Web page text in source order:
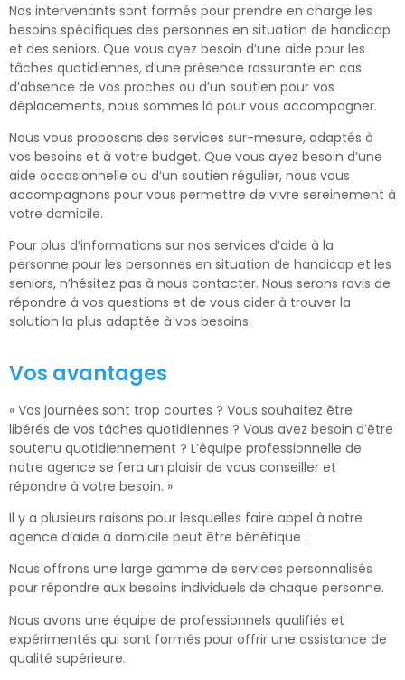
Nos intervenants sont formés pour prendre en charge les
besoins spécifiques des personnes en situation de handicap
et des seniors. Que vous ayez besoin d’une aide pour les
tâches quotidiennes, d’une présence rassurante en cas
d’absence de vos proches ou d’un soutien pour vos
déplacements, nous sommes là pour vous accompagner.
Nous vous proposons des services sur-mesure, adaptés à
vos besoins et à votre budget. Que vous ayez besoin d’une
aide occasionnelle ou d’un soutien régulier, nous vous
accompagnons pour vous permettre de vivre sereinement à
votre domicile.
Pour plus d’informations sur nos services d’aide à la
personne pour les personnes en situation de handicap et les
seniors, n’hésitez pas à nous contacter. Nous serons ravis de
répondre à vos questions et de vous aider à trouver la
solution la plus adaptée à vos besoins.
Vos avantages
« Vos journées sont trop courtes ? Vous souhaitez être
libérés de vos tâches quotidiennes ? Vous avez besoin d’être
soutenu quotidiennement ? L’équipe professionnelle de
notre agence se fera un plaisir de vous conseiller et
répondre à votre besoin. »
Il y a plusieurs raisons pour lesquelles faire appel à notre
agence d’aide à domicile peut être bénéfique :
Nous offrons une large gamme de services personnalisés
pour répondre aux besoins individuels de chaque personne.
Nous avons une équipe de professionnels qualifiés et
expérimentés qui sont formés pour offrir une assistance de
qualité supérieure.